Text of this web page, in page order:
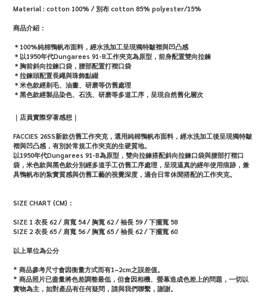
Material : cotton 100% / 別布 cotton 85% polyester/15%
商品介紹：
＊100%純棉鴨帆布面料，經水洗加工呈現獨特皺褶與凹凸感
＊以1950年代Dungarees 91-B工作夾克為原型，前身配置雙向拉鍊
＊胸前斜向拉鍊口袋，腰部配置打褶口袋
＊拉鍊頭配置長繩與珠飾點綴
＊米色款經剃毛、油畫、研磨等仿舊處理
＊黑色款經製品染色、石洗、研磨等多道工序，呈現自然舊化層次
｜店員實際穿著感想｜
FACCIES 26SS新款仿舊工作夾克，選用純棉鴨帆布面料，經水洗加工後呈現獨特皺
褶與凹凸感，有別於常規工作夾克的生硬質地。
以1950年代Dungarees 91-B為原型，雙向拉鍊搭配斜向拉鍊口袋與腰部打褶口
袋，米色款與黑色款分別經多道手工仿舊工序處理，呈現逼真的經年使用痕跡，兼
具鴨帆布的紮實質感與仿舊工藝的視覺深度，適合日常休閒搭配的工作夾克。
SIZE CHART (CM)：
SIZE 1 衣長 62 / 肩寬 54 / 胸寬 62 / 袖長 59 / 下擺寬 58
SIZE 2 衣長 65 / 肩寬 56 / 胸寬 65 / 袖長 62 / 下擺寬 60
以上單位為公分
* 商品參考尺寸會因衡量方式而有1~2cm之誤差值。
* 商品照片已盡量將色差調整最低，但會因相機、螢幕造成色差上的問題，一切以
實物為主，如對產品有任何疑問，請與我們聯繫，謝謝。